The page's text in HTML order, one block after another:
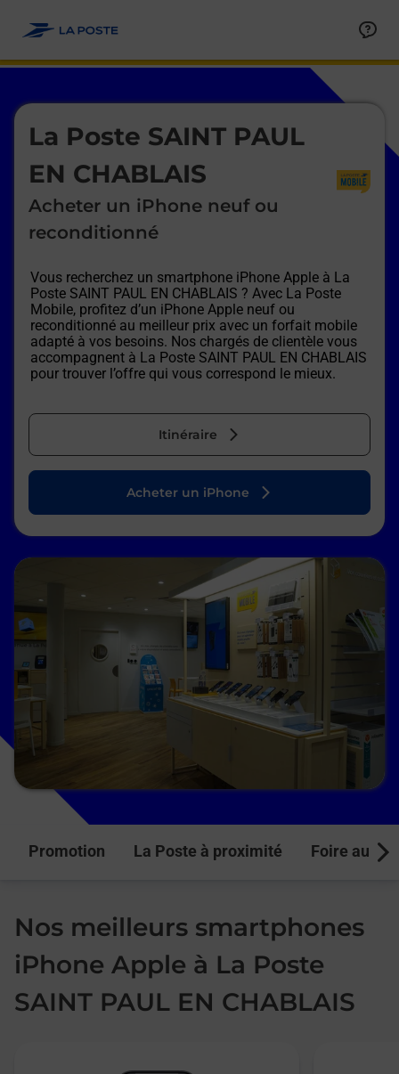
La Poste SAINT PAUL
EN CHABLAIS
Acheter un iPhone neuf ou
reconditionné
Vous recherchez un smartphone iPhone Apple à La
Poste SAINT PAUL EN CHABLAIS ? Avec La Poste
Mobile, profitez d’un iPhone Apple neuf ou
reconditionné au meilleur prix avec un forfait mobile
adapté à vos besoins. Nos chargés de clientèle vous
accompagnent à La Poste SAINT PAUL EN CHABLAIS
pour trouver l’offre qui vous correspond le mieux.
Itinéraire
Le lien s'ouvre dans un nouvel onglet
Acheter un iPhone
Promotion La Poste à proximité Foire aux
Nos meilleurs smartphones
iPhone Apple à La Poste
SAINT PAUL EN CHABLAIS